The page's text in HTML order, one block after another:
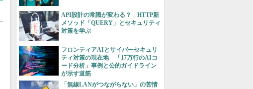
API設計の常識が変わる？ HTTP新
メソッド「QUERY」とセキュリティ
対策を学ぶ
フロンティアAIとサイバーセキュリ
ティ対策の現在地 「17万行のAIコ
ード分析」事例と公的ガイドライン
が示す道筋
「無線LANがつながらない」の苦情